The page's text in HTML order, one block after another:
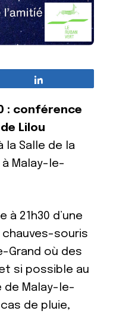
: conférence
Lilou
la Salle de la
à Malay-le-
à 21h30 d’une
souris
Grand où des
si possible au
de Malay-le-
de pluie,